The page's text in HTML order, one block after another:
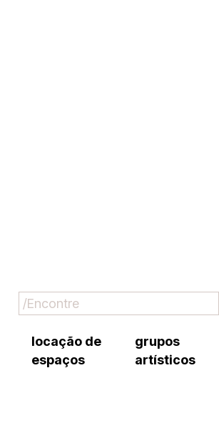
locação de
espaços
grupos
artísticos